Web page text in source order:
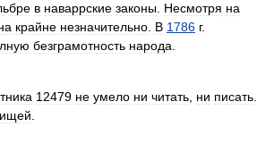
в наваррские законы. Несмотря на
крайне незначительно. В 1786 г.
безграмотность народа.
12479 не умело ни читать, ни писать.
.